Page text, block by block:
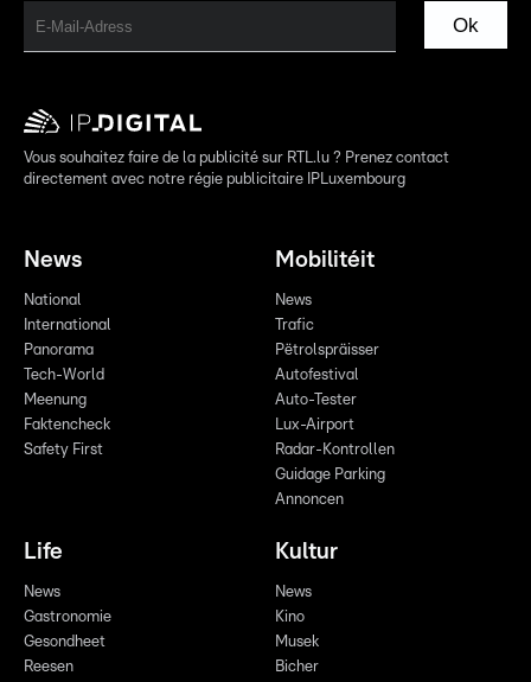
Ok
Vous souhaitez faire de la publicité sur RTL.lu ? Prenez contact
directement avec notre régie publicitaire IPLuxembourg
News
National
International
Panorama
Tech-World
Meenung
Faktencheck
Safety First
Mobilitéit
News
Trafic
Pëtrolspräisser
Autofestival
Auto-Tester
Lux-Airport
Radar-Kontrollen
Guidage Parking
Annoncen
Life
News
Gastronomie
Gesondheet
Reesen
Kultur
News
Kino
Musek
Bicher